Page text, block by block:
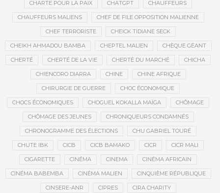
CHARTE POUR LA PAIX CHATGPT CHAUFFEURS
CHAUFFEURS MALIENS CHEF DE FILE OPPOSITION MALIENNE
CHEF TERRORISTE CHEICK TIDIANE SECK
CHEIKH AHMADOU BAMBA CHEPTEL MALIEN CHÈQUE GÉANT
CHERTÉ CHERTÉ DE LA VIE CHERTÉ DU MARCHÉ CHICHA
CHIENCORO DIARRA CHINE CHINE AFRIQUE
CHIRURGIE DE GUERRE CHOC ÉCONOMIQUE
CHOCS ÉCONOMIQUES CHOGUEL KOKALLA MAÏGA CHÔMAGE
CHÔMAGE DES JEUNES CHRONIQUEURS CONDAMNÉS
CHRONOGRAMME DES ÉLECTIONS CHU GABRIEL TOURÉ
CHUTE IBK CICB CICB BAMAKO CICR CICR MALI
CIGARETTE CINÉMA CINEMA CINÉMA AFRICAIN
CINÉMA BABEMBA CINÉMA MALIEN CINQUIÈME RÉPUBLIQUE
CINSERE-ANR CIPRES CIRA CHARITY